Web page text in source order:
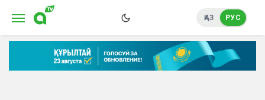
ҚАЗ РУС